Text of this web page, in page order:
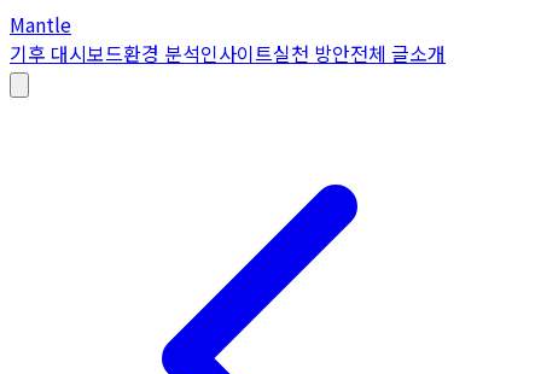
Mantle
기후 대시보드환경 분석인사이트실천 방안전체 글소개